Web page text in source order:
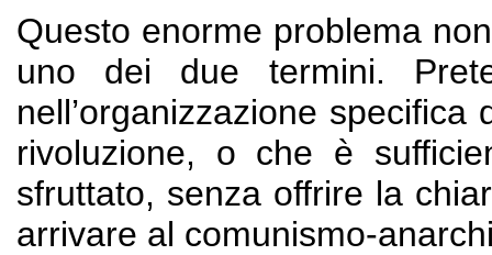
Questo enorme problema
uno dei due termini.
nell’organizzazione
rivoluzione, o che è
sfruttato, senza offrire la
arrivare al comunismo-